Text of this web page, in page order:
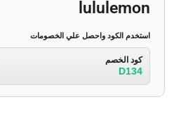
lululemon
استخدم الكود واحصل علي الخصومات
كود الخصم
D134